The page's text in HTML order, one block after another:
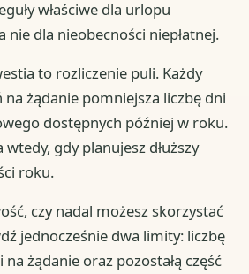
właściwe dla urlopu
nie dla nieobecności niepłatnej.
to rozliczenie puli. Każdy
żądanie pomniejsza liczbę dni
dostępnych później w roku.
wtedy, gdy planujesz dłuższy
roku.
czy nadal możesz skorzystać
jednocześnie dwa limity: liczbę
żądanie oraz pozostałą część